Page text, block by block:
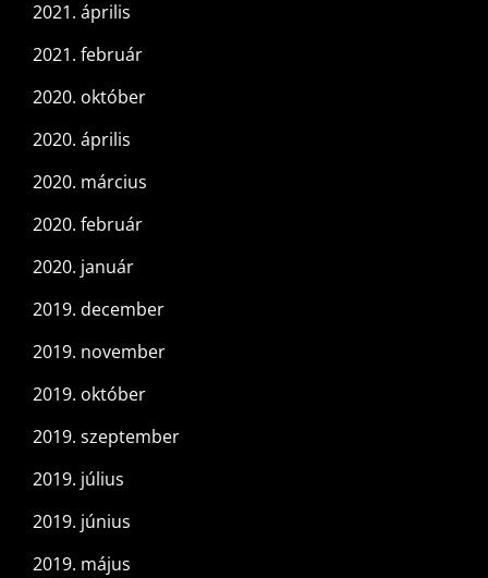
2021. április
2021. február
2020. október
2020. április
2020. március
2020. február
2020. január
2019. december
2019. november
2019. október
2019. szeptember
2019. július
2019. június
2019. május